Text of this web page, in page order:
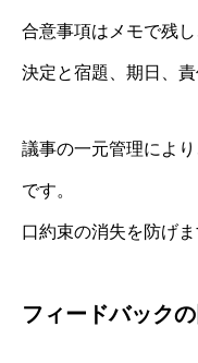
合意事項はメモで残
決定と宿題、期日、
議事の一元管理によ
です。
口約束の消失を防げま
フィードバック